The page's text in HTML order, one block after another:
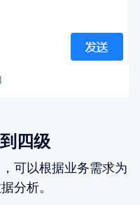
四级
可以根据业务需求为
分析。